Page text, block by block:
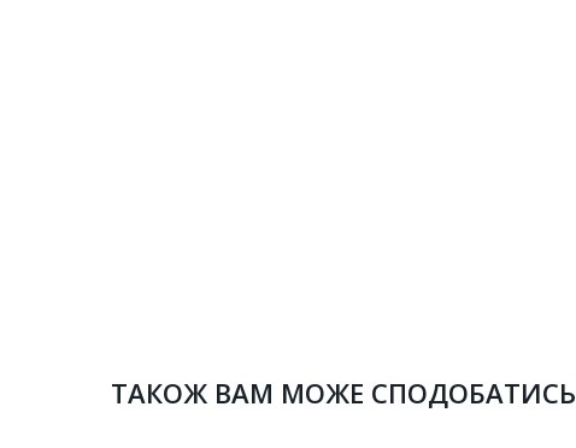
ТАКОЖ ВАМ МОЖЕ СПОДОБАТИСЬ